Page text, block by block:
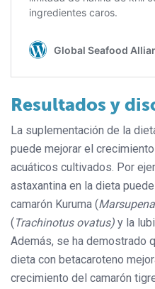
Resultados y
La suplementación de la
puede mejorar el
acuáticos cultivados. Por
astaxantina en la dieta
camarón Kuruma (
( Trachinotus ovatus) y la
Además, se ha demostrado
dieta con betacaroteno
crecimiento del camarón